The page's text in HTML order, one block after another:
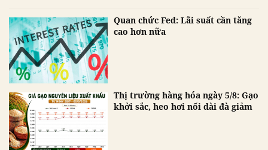
Quan chức Fed: Lãi suất cần tăng
cao hơn nữa
Thị trường hàng hóa ngày 5/8: Gạo
khởi sắc, heo hơi nối dài đà giảm